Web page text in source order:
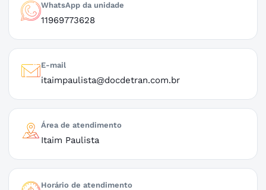
WhatsApp da unidade
11969773628
E-mail
itaimpaulista@docdetran.com.br
Área de atendimento
Itaim Paulista
Horário de atendimento